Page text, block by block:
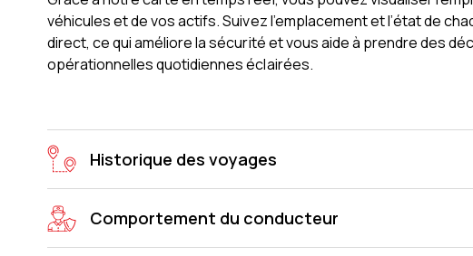
véhicules et de vos actifs. Suivez l’emplacement et l’état de
direct, ce qui améliore la sécurité et vous aide à prendre des
opérationnelles quotidiennes éclairées.
Historique des voyages
Comportement du conducteur